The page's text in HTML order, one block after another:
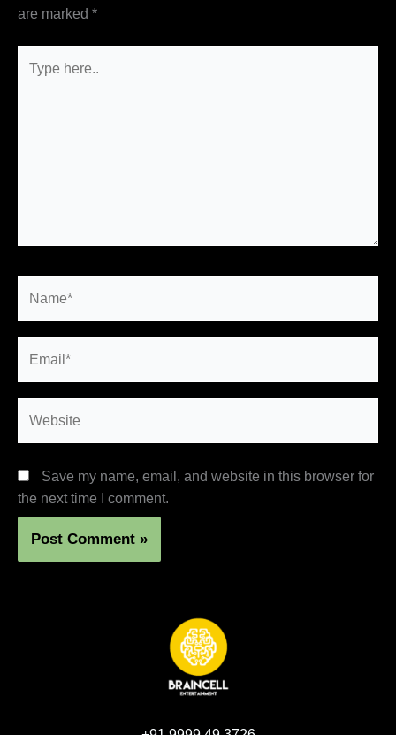
are marked *
here..
Save my name, email, and website in this browser for
the next time I comment.